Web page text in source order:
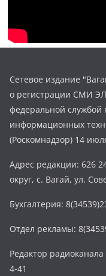
Сетевое издание
о регистрации СМИ
федеральной службой
информационных
(Роскомнадзор) 14
Адрес редакции: 626
округ, с. Вагай, ул.
Бухгалтерия:
Отдел рекламы:
Редактор
4-41